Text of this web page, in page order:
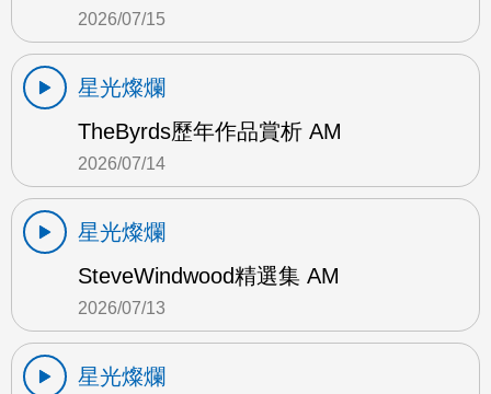
2026/07/15
星光燦爛
TheByrds歷年作品賞析 AM
2026/07/14
星光燦爛
SteveWindwood精選集 AM
2026/07/13
星光燦爛